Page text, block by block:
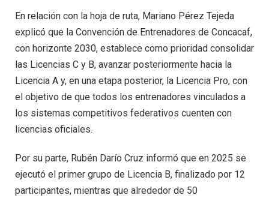
En relación con la hoja de ruta, Mariano Pérez Tejeda
explicó que la Convención de Entrenadores de Concacaf,
con horizonte 2030, establece como prioridad consolidar
las Licencias C y B, avanzar posteriormente hacia la
Licencia A y, en una etapa posterior, la Licencia Pro, con
el objetivo de que todos los entrenadores vinculados a
los sistemas competitivos federativos cuenten con
licencias oficiales.
Por su parte, Rubén Darío Cruz informó que en 2025 se
ejecutó el primer grupo de Licencia B, finalizado por 12
participantes, mientras que alrededor de 50